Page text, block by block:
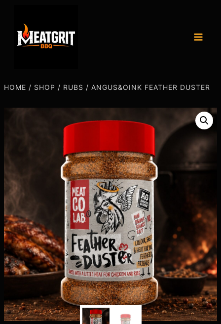
HOME / SHOP / RUBS / ANGUS&OINK FEATHER DUSTER